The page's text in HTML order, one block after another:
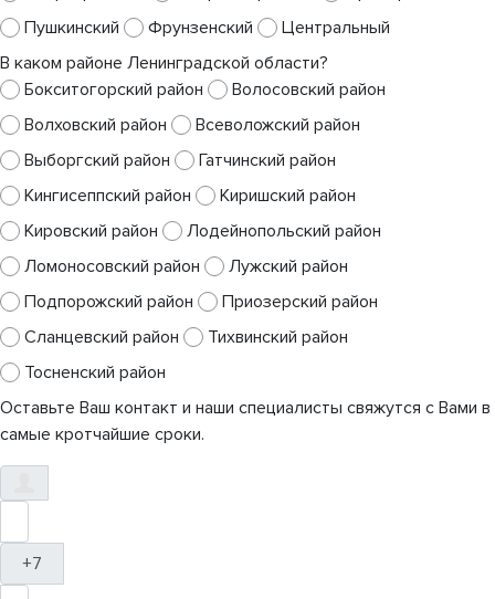
Пушкинский
Фрунзенский
Центральный
В каком районе Ленинградской области?
Бокситогорский район
Волосовский район
Волховский район
Всеволожский район
Выборгский район
Гатчинский район
Кингисеппский район
Киришский район
Кировский район
Лодейнопольский район
Ломоносовский район
Лужский район
Подпорожский район
Приозерский район
Сланцевский район
Тихвинский район
Тосненский район
Оставьте Ваш контакт и наши специалисты свяжутся с Вами в
самые кротчайшие сроки.
+7